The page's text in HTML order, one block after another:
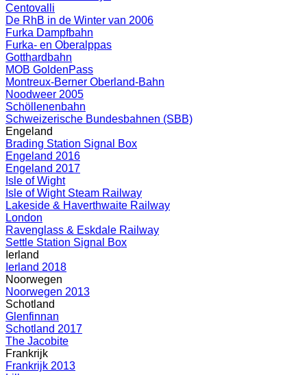
Centovalli
De RhB in de Winter van 2006
Furka Dampfbahn
Furka- en Oberalppas
Gotthardbahn
MOB GoldenPass
Montreux-Berner Oberland-Bahn
Noodweer 2005
Schöllenenbahn
Schweizerische Bundesbahnen (SBB)
Engeland
Brading Station Signal Box
Engeland 2016
Engeland 2017
Isle of Wight
Isle of Wight Steam Railway
Lakeside & Haverthwaite Railway
London
Ravenglass & Eskdale Railway
Settle Station Signal Box
Ierland
Ierland 2018
Noorwegen
Noorwegen 2013
Schotland
Glenfinnan
Schotland 2017
The Jacobite
Frankrijk
Frankrijk 2013